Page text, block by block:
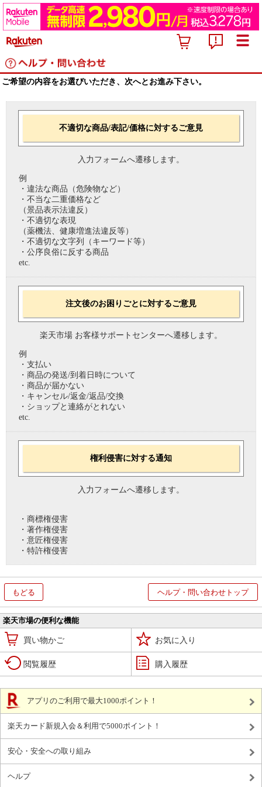
ご希望の内容をお選びいただき、次へとお進み下さい。
不適切な商品/表記/価格に対するご意見
入力フォームへ遷移します。
例
・違法な商品（危険物など）
・不当な二重価格など
（景品表示法違反）
・不適切な表現
（薬機法、健康増進法違反等）
・不適切な文字列（キーワード等）
・公序良俗に反する商品
etc.
注文後のお困りごとに対するご意見
楽天市場 お客様サポートセンターへ遷移します。
例
・支払い
・商品の発送/到着日時について
・商品が届かない
・キャンセル/返金/返品/交換
・ショップと連絡がとれない
etc.
権利侵害に対する通知
入力フォームへ遷移します。
・商標権侵害
・著作権侵害
・意匠権侵害
・特許権侵害
もどる ヘルプ・問い合わせトップ
楽天市場の便利な機能
買い物かご お気に入り
閲覧履歴 購入履歴
アプリのご利用で最大1000ポイント！
楽天カード新規入会＆利用で5000ポイント！
安心・安全への取り組み
ヘルプ